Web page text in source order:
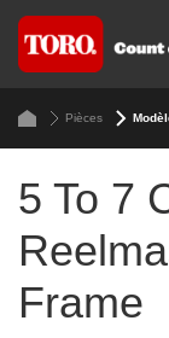
Pièces
5 To 7
Frame